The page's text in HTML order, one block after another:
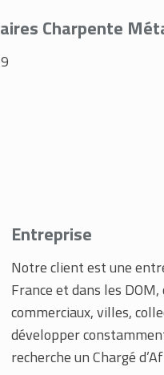
Charpente
Entreprise
Notre client est une
France et dans les
commerciaux, villes,
développer
recherche un Chargé